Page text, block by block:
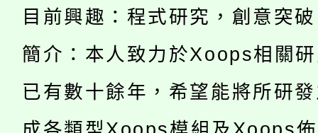
程，歡迎學生輔導中心
心理、諮商輔導、社會
系所師生報名參加。
會
程
學期銜接期間理賠案件
學籍身 分審查程序及
版
目前興趣：程式研究，創意突
簡介：本人致力於Xoops相關
已有數十餘年，希望能將所研